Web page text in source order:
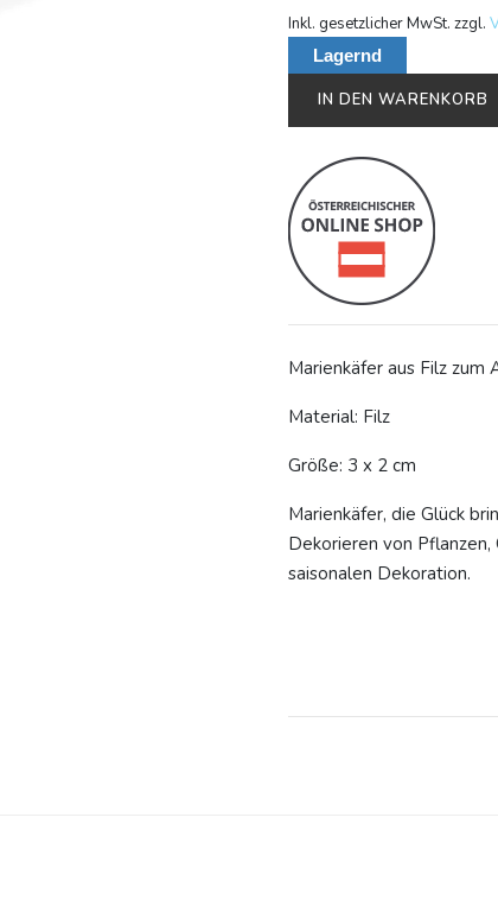
Inkl. gesetzlicher MwSt. zzgl.
Lagernd
IN DEN WARENKORB
Marienkäfer aus Filz zum
Material: Filz
Größe: 3 x 2 cm
Marienkäfer, die Glück
Dekorieren von
saisonalen Dekoration.